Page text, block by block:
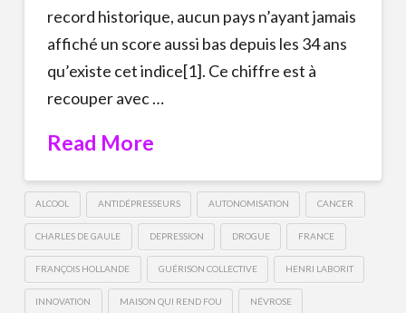
record historique, aucun pays n’ayant jamais
affiché un score aussi bas depuis les 34 ans
qu’existe cet indice[1]. Ce chiffre est à
recouper avec …
Read More
ALCOOL ANTIDÉPRESSEURS AUTONOMISATION CANCER
CHARLES DE GAULE DEPRESSION DROGUE FRANCE
FRANÇOIS HOLLANDE GUÉRISON COLLECTIVE HENRI LABORIT
INNOVATION MAISON QUI REND FOU NÉVROSE